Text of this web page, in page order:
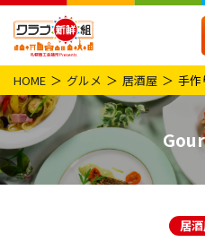
HOME グルメ 居酒屋 手作
居